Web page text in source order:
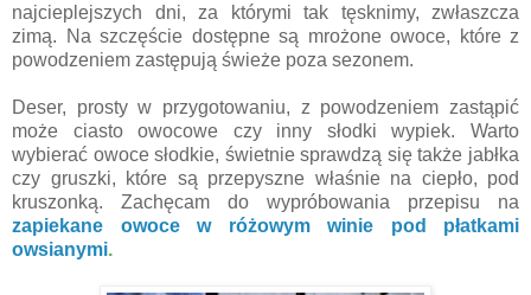
najcieplejszych dni, za którymi tak tęsknimy, zwłaszcza
zimą. Na szczęście dostępne są mrożone owoce, które z
powodzeniem zastępują świeże poza sezonem.
Deser, prosty w przygotowaniu, z powodzeniem zastąpić
może ciasto owocowe czy inny słodki wypiek. Warto
wybierać owoce słodkie, świetnie sprawdzą się także jabłka
czy gruszki, które są przepyszne właśnie na ciepło, pod
kruszonką. Zachęcam do wypróbowania przepisu na
zapiekane owoce w różowym winie pod płatkami
owsianymi.